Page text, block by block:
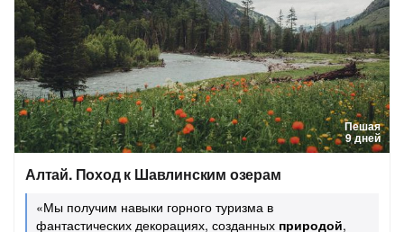
Пешая
9 дней
Алтай. Поход к Шавлинским озерам
«Мы получим навыки горного туризма в
фантастических декорациях, созданных природой,